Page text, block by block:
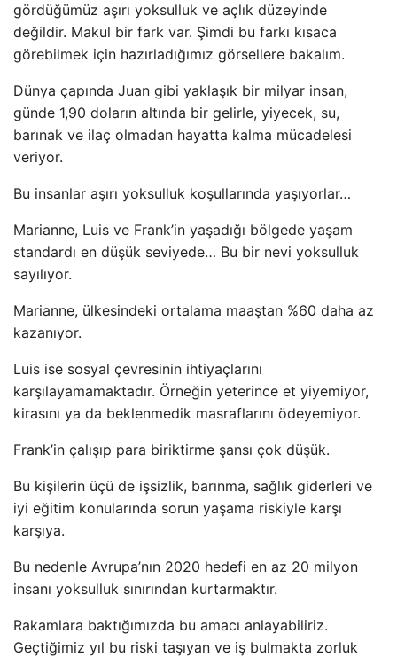
gördüğümüz aşırı yoksulluk ve açlık düzeyinde
değildir. Makul bir fark var. Şimdi bu farkı kısaca
görebilmek için hazırladığımız görsellere bakalım.
Dünya çapında Juan gibi yaklaşık bir milyar insan,
günde 1,90 doların altında bir gelirle, yiyecek, su,
barınak ve ilaç olmadan hayatta kalma mücadelesi
veriyor.
Bu insanlar aşırı yoksulluk koşullarında yaşıyorlar…
Marianne, Luis ve Frank’in yaşadığı bölgede yaşam
standardı en düşük seviyede… Bu bir nevi yoksulluk
sayılıyor.
Marianne, ülkesindeki ortalama maaştan %60 daha az
kazanıyor.
Luis ise sosyal çevresinin ihtiyaçlarını
karşılayamamaktadır. Örneğin yeterince et yiyemiyor,
kirasını ya da beklenmedik masraflarını ödeyemiyor.
Frank’in çalışıp para biriktirme şansı çok düşük.
Bu kişilerin üçü de işsizlik, barınma, sağlık giderleri ve
iyi eğitim konularında sorun yaşama riskiyle karşı
karşıya.
Bu nedenle Avrupa’nın 2020 hedefi en az 20 milyon
insanı yoksulluk sınırından kurtarmaktır.
Rakamlara baktığımızda bu amacı anlayabiliriz.
Geçtiğimiz yıl bu riski taşıyan ve iş bulmakta zorluk